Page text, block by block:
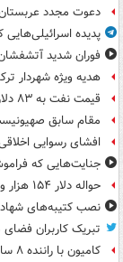
دعوت مجدد
پدیده اسرائیلی‌هایی
فوران شدید آتشفشان
هدیه ویژه شهردار
قیمت نفت به ۸۳ دلار و ۵۵ سنت در هر بشکه رسید
مقام سابق
افشای رسوایی
جنایت‌هایی که
حواله دلار ۱۵۴ هزار و ۴۵۱ تومان شد
نصب کتیبه‌های
تبریک کاربران
کامیون با راننده ۸ ساله در اصفهان توقیف شد